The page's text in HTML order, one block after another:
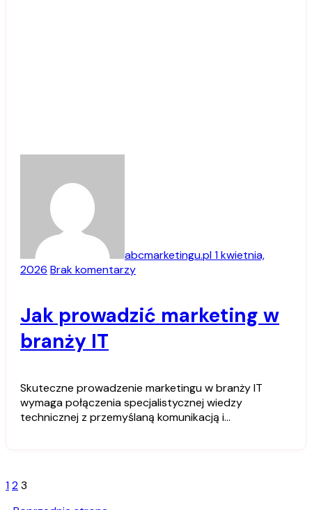
abcmarketingu.pl1 kwietnia,
2026 Brak komentarzy
Jak prowadzić marketing w
branży IT
Skuteczne prowadzenie marketingu w branży IT
wymaga połączenia specjalistycznej wiedzy
technicznej z przemyślaną komunikacją i…
Stronicowanie
123